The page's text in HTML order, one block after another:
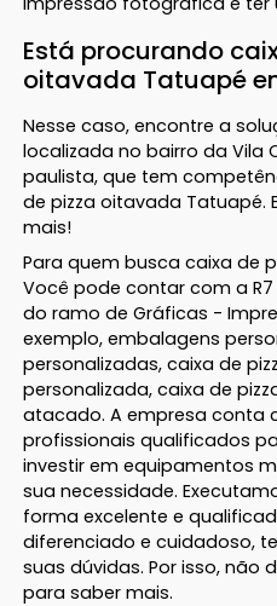
Está procurando
oitavada Tatuapé
Nesse caso, encontre a
localizada no bairro da Vila
paulista, que tem
de pizza oitavada Tatuapé.
mais!
Para quem busca caixa de
Você pode contar com a
do ramo de Gráficas -
exemplo, embalagens
personalizadas, caixa de
personalizada, caixa de
atacado. A empresa conta
profissionais qualificados
investir em equipamentos
sua necessidade.
forma excelente e
diferenciado e cuidadoso,
suas dúvidas. Por isso, não
para saber mais.